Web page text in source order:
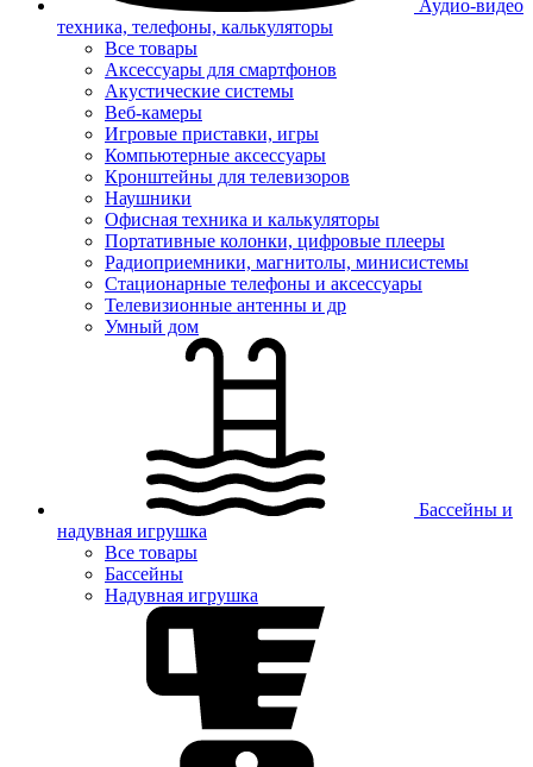
Аудио-видео
техника, телефоны, калькуляторы
Все товары
Аксессуары для смартфонов
Акустические системы
Веб-камеры
Игровые приставки, игры
Компьютерные аксессуары
Кронштейны для телевизоров
Наушники
Офисная техника и калькуляторы
Портативные колонки, цифровые плееры
Радиоприемники, магнитолы, минисистемы
Стационарные телефоны и аксессуары
Телевизионные антенны и др
Умный дом
Бассейны и
надувная игрушка
Все товары
Бассейны
Надувная игрушка